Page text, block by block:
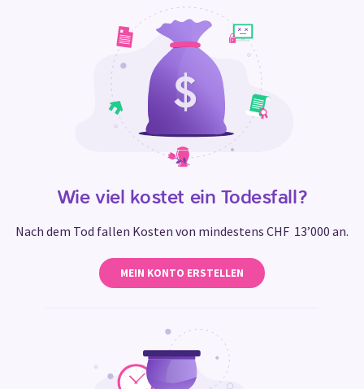
Wie viel kostet ein Todesfall?
Nach dem Tod fallen Kosten von mindestens CHF 13’000 an.
MEIN KONTO ERSTELLEN